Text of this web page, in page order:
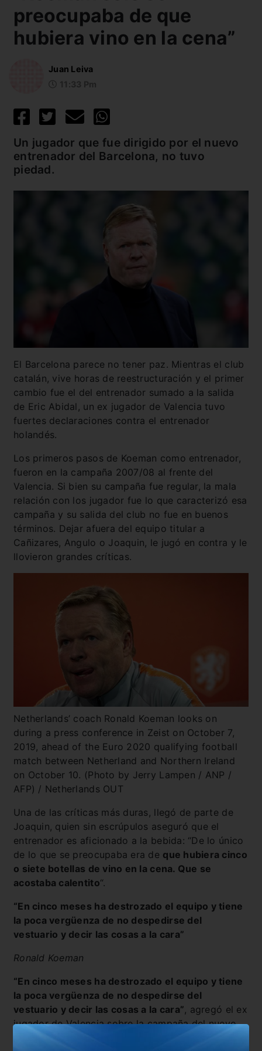
preocupaba de que
hubiera vino en la cena”
Juan Leiva
Un jugador que fue dirigido por el nuevo
entrenador del Barcelona, no tuvo
piedad.
El Barcelona parece no tener paz. Mientras el club
catalán, vive horas de reestructuración y el primer
cambio fue el del entrenador sumado a la salida
de Eric Abidal, un ex jugador de Valencia tuvo
fuertes declaraciones contra el entrenador
holandés.
Los primeros pasos de Koeman como entrenador,
fueron en la campaña 2007/08 al frente del
Valencia. Si bien su campaña fue regular, la mala
relación con los jugador fue lo que caracterizó esa
campaña y su salida del club no fue en buenos
términos. Dejar afuera del equipo titular a
Cañizares, Angulo o Joaquin, le jugó en contra y le
llovieron grandes críticas.
Netherlands’ coach Ronald Koeman looks on
during a press conference in Zeist on October 7,
2019, ahead of the Euro 2020 qualifying football
match between Netherland and Northern Ireland
on October 10. (Photo by Jerry Lampen / ANP /
AFP) / Netherlands OUT
Una de las críticas más duras, llegó de parte de
Joaquin, quien sin escrúpulos aseguró que el
entrenador es aficionado a la bebida: “De lo único
de lo que se preocupaba era de que hubiera cinco
o siete botellas de vino en la cena. Que se
acostaba calentito“.
“En cinco meses ha destrozado el equipo y tiene
la poca vergüenza de no despedirse del
vestuario y decir las cosas a la cara”
Ronald Koeman
“En cinco meses ha destrozado el equipo y tiene
la poca vergüenza de no despedirse del
vestuario y decir las cosas a la cara”, agregó el ex
jugador de Valencia sobre la campaña del nuevo
entrenador de Barcelona en aquel equipo.